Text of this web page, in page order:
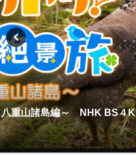
八重山諸島編～ NHK BS４K